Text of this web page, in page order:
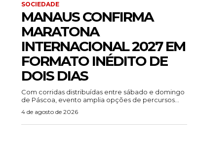
SOCIEDADE
MANAUS CONFIRMA
MARATONA
INTERNACIONAL 2027 EM
FORMATO INÉDITO DE
DOIS DIAS
Com corridas distribuídas entre sábado e domingo
de Páscoa, evento amplia opções de percursos...
4 de agosto de 2026